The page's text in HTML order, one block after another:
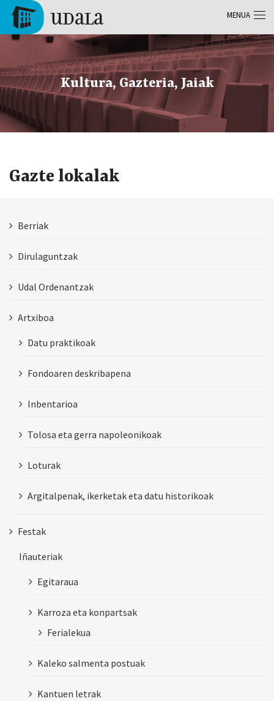
Skip to main content
Tolosa
Kultura, Gazteria, Jaiak
Gazte lokalak
Berriak
Dirulaguntzak
Udal Ordenantzak
Artxiboa
Datu praktikoak
Fondoaren deskribapena
Inbentarioa
Tolosa eta gerra napoleonikoak
Loturak
Argitalpenak, ikerketak eta datu historikoak
Festak
Iñauteriak
Egitaraua
Karroza eta konpartsak
Ferialekua
Kaleko salmenta postuak
Kantuen letrak
MENUA